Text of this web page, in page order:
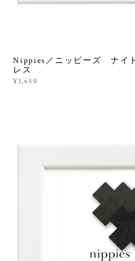
Nippies／ニッピーズ ナイ
レス
¥1,650